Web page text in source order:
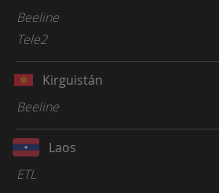
Beeline
Tele2
Kirguistán
Beeline
Laos
ETL